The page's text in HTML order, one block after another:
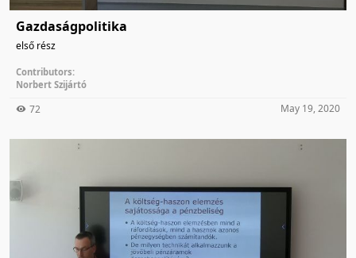
Gazdaságpolitika
első rész
Contributors:
Norbert Szijártó
72 May 19, 2020